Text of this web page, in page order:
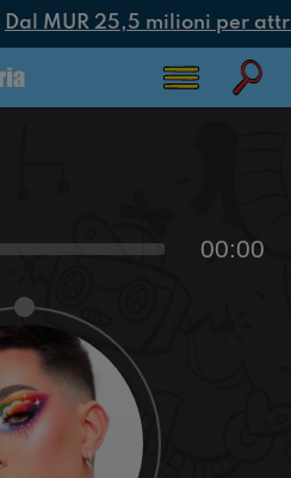
Dal MUR 25,5 milioni per
00:00